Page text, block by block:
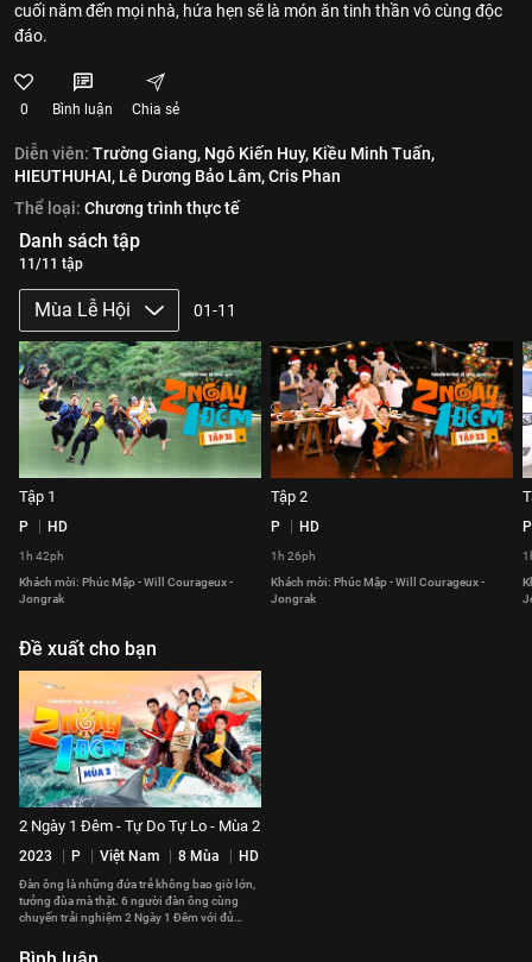
cuối năm đến mọi nhà, hứa hẹn sẽ là món ăn tinh thần vô cùng độc
đáo.
0 Bình luận Chia sẻ
Diễn viên: Trường Giang, Ngô Kiến Huy, Kiều Minh Tuấn,
HIEUTHUHAI, Lê Dương Bảo Lâm,Cris Phan
Thể loại: Chương trình thực tế
Danh sách tập
11/11 tập
Mùa Lễ Hội 01-11
Tập 1
P HD
1h 42ph
Khách mời: Phúc Mập - Will Courageux -
Jongrak
Tập 2
P HD
1h 26ph
Khách mời: Phúc Mập - Will Courageux -
Jongrak
P
Đề xuất cho bạn
2 Ngày 1 Đêm - Tự Do Tự Lo - Mùa 2
2023 P Việt Nam 8 Mùa HD
Đàn ông là những đứa trẻ không bao giờ lớn,
tưởng đùa mà thật. 6 người đàn ông cùng
chuyến trải nghiệm 2 Ngày 1 Đêm với đủ